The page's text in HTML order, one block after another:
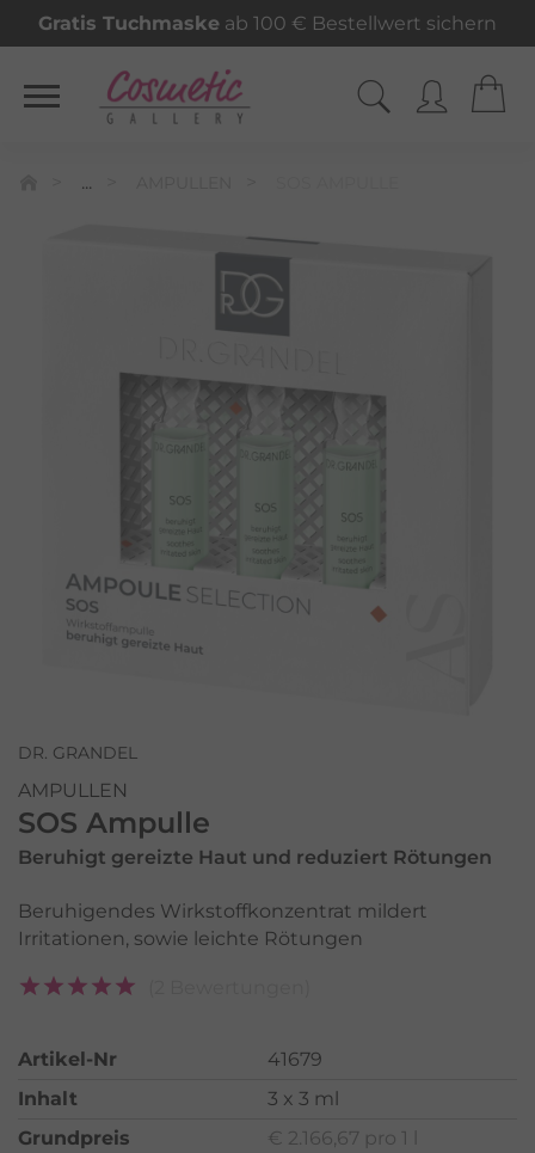
Gratis Tuchmaske ab 100 € Bestellwert sichern
...
DR. GRANDEL
AMPULLEN
SOS Ampulle
Beruhigt gereizte Haut und reduziert Rötungen
Beruhigendes Wirkstoffkonzentrat mildert
Irritationen, sowie leichte Rötungen
Artikel-Nr
41679
Inhalt
3 x 3 ml
Grundpreis
€ 2.166,67 pro 1 l